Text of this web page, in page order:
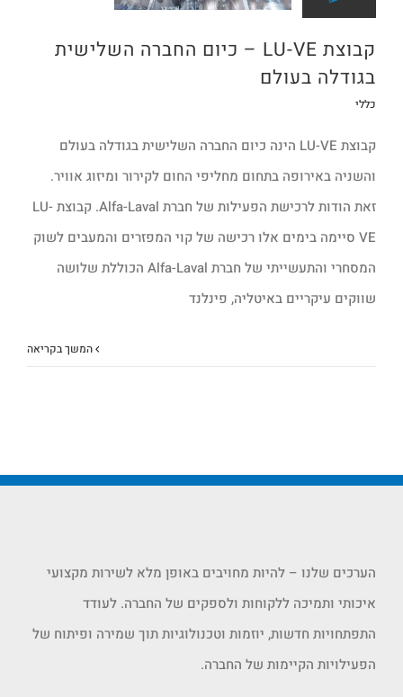
קבוצת LU-VE – כיום החברה השלישית
בגודלה בעולם
כללי
קבוצת LU-VE הינה כיום החברה השלישית בגודלה בעולם
והשניה באירופה בתחום מחליפי החום לקירור ומיזוג אוויר.
זאת הודות לרכישת הפעילות של חברת Alfa-Laval. קבוצת LU-
VE סיימה בימים אלו רכישה של קוי המפזרים והמעבים לשוק
המסחרי והתעשייתי של חברת Alfa-Laval הכוללת שלושה
שווקים עיקריים באיטליה, פינלנד
המשך בקריאה
הערכים שלנו – להיות מחויבים באופן מלא לשירות מקצועי
איכותי ותמיכה ללקוחות ולספקים של החברה. לעודד
התפתחויות חדשות, יוזמות וטכנולוגיות תוך שמירה ופיתוח של
הפעילויות הקיימות של החברה.